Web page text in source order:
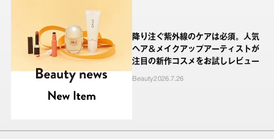
降り注ぐ紫外線のケアは必須。人気
ヘア＆メイクアップアーティストが
注目の新作コスメをお試しレビュー
Beauty2026.7.26